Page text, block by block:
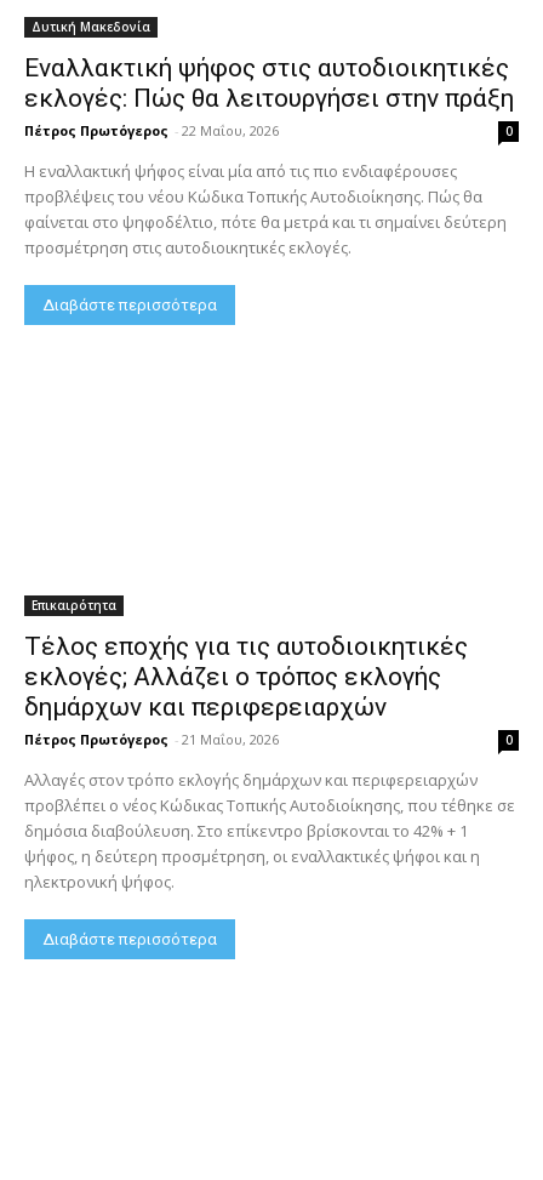
Δυτική Μακεδονία
Εναλλακτική ψήφος στις αυτοδιοικητικές
εκλογές: Πώς θα λειτουργήσει στην πράξη
Πέτρος Πρωτόγερος - 22 Μαΐου, 2026 0
Η εναλλακτική ψήφος είναι μία από τις πιο ενδιαφέρουσες
προβλέψεις του νέου Κώδικα Τοπικής Αυτοδιοίκησης. Πώς θα
φαίνεται στο ψηφοδέλτιο, πότε θα μετρά και τι σημαίνει δεύτερη
προσμέτρηση στις αυτοδιοικητικές εκλογές.
Διαβάστε περισσότερα
Επικαιρότητα
Τέλος εποχής για τις αυτοδιοικητικές
εκλογές; Αλλάζει ο τρόπος εκλογής
δημάρχων και περιφερειαρχών
Πέτρος Πρωτόγερος - 21 Μαΐου, 2026 0
Αλλαγές στον τρόπο εκλογής δημάρχων και περιφερειαρχών
προβλέπει ο νέος Κώδικας Τοπικής Αυτοδιοίκησης, που τέθηκε σε
δημόσια διαβούλευση. Στο επίκεντρο βρίσκονται το 42% + 1
ψήφος, η δεύτερη προσμέτρηση, οι εναλλακτικές ψήφοι και η
ηλεκτρονική ψήφος.
Διαβάστε περισσότερα